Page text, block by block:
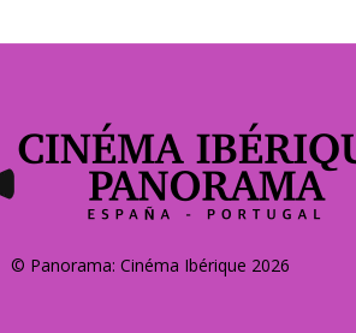
© Panorama: Cinéma Ibérique 2026